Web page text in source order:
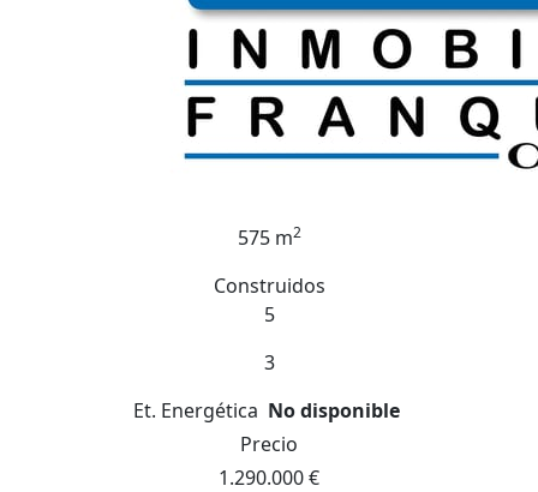
575 m2
Construidos
5
3
Et. Energética No disponible
Precio
1.290.000 €